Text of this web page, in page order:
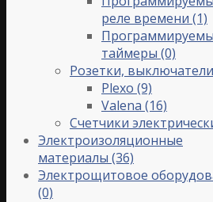
реле времени (1)
таймеры (0)
Розетки, выключатели
Plexo (9)
Valena (16)
Счетчики
Электроизоляционные
материалы (36)
Электрощитовое
(0)